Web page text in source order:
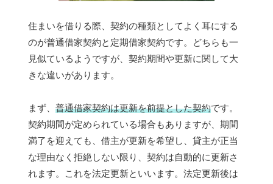
住まいを借りる際、契約の種類としてよく耳にする
のが普通借家契約と定期借家契約です。どちらも一
見似ているようですが、契約期間や更新に関して大
きな違いがあります。
まず、 普通借家契約は更新を前提とした契約です。
契約期間が定められている場合もありますが、期間
満了を迎えても、借主が更新を希望し、貸主が正当
な理由なく拒絶しない限り、契約は自動的に更新さ
れます。これを法定更新といいます。法定更新後は